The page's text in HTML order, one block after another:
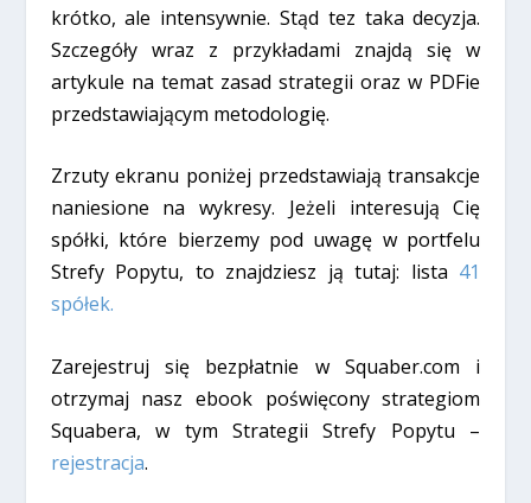
krótko, ale intensywnie. Stąd tez taka decyzja.
Szczegóły wraz z przykładami znajdą się w
artykule na temat zasad strategii oraz w PDFie
przedstawiającym metodologię.
Zrzuty ekranu poniżej przedstawiają transakcje
naniesione na wykresy. Jeżeli interesują Cię
spółki, które bierzemy pod uwagę w portfelu
Strefy Popytu, to znajdziesz ją tutaj: lista 41
spółek.
Zarejestruj się bezpłatnie w Squaber.com i
otrzymaj nasz ebook poświęcony strategiom
Squabera, w tym Strategii Strefy Popytu –
rejestracja.